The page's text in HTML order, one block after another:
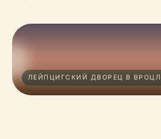
ЛЕЙПЦИГСКИЙ ДВОРЕЦ В